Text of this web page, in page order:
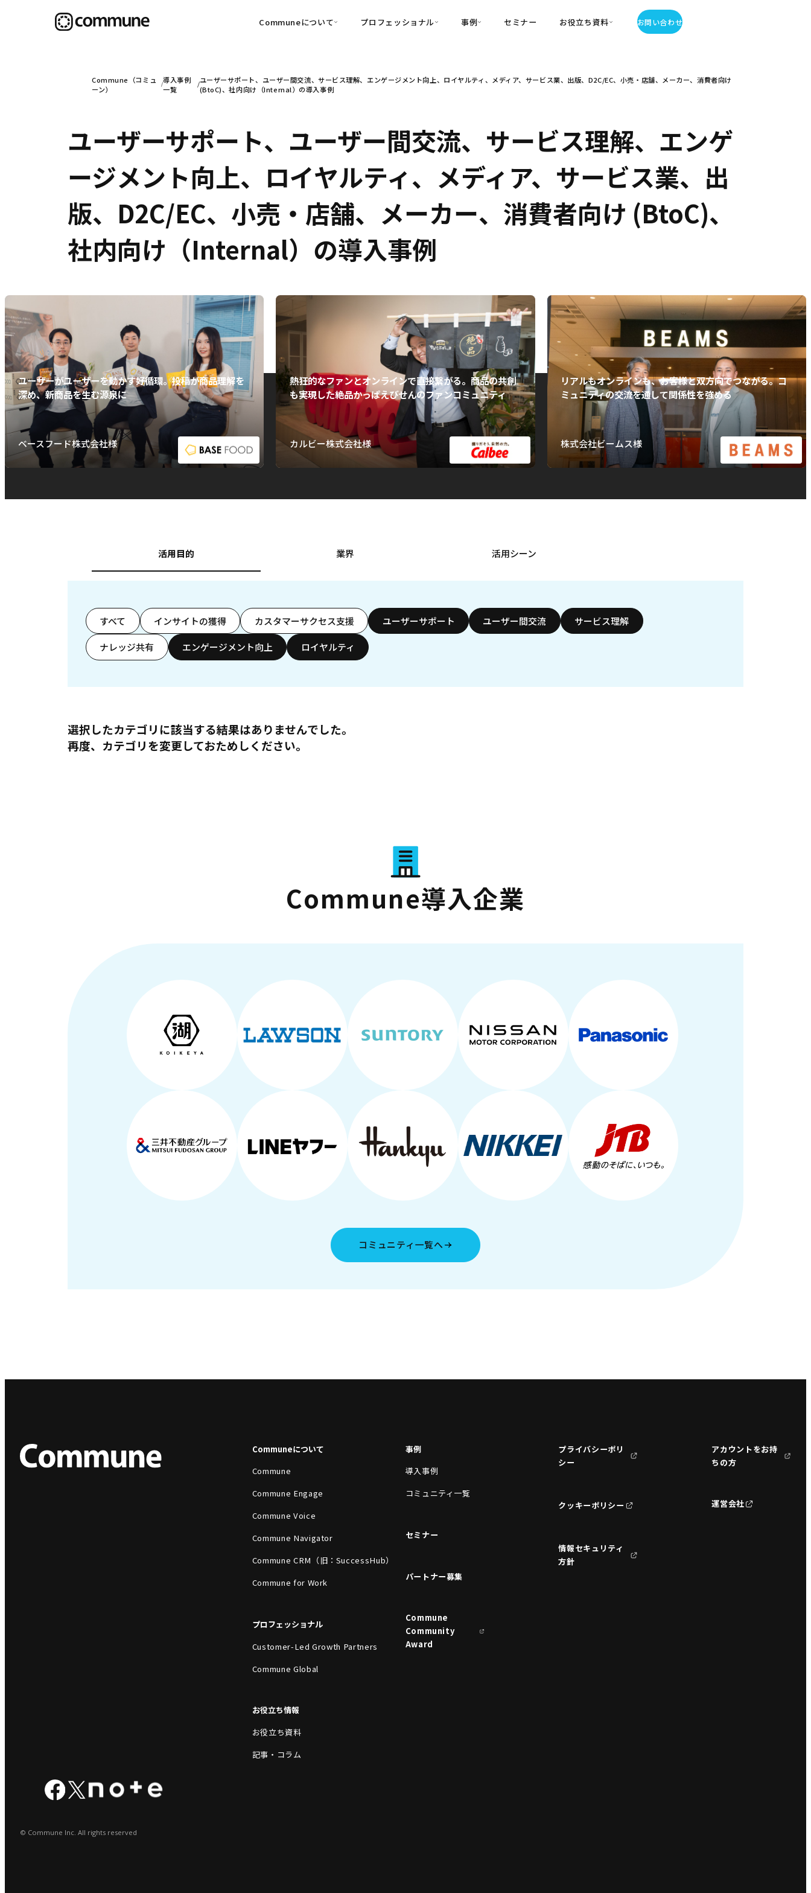
Communeについて
可視化
・Commune Engage
育成
信頼を醸成する信頼起点経営基盤
SuccessHub）
・Commune for Work
プロフェッショナル
・Customer-Led Growth
事例
導入事例
セミナー お役立ち資料
・お役立ち資料
お問い合わせ
Commune（コミュ
ーン）
導入事例
一覧
ユーザーサポート、ユーザー間交流、サービス理解、エンゲージメント向上、ロイヤルティ、メディア、サービス業、出版、D2C/EC、小売・店舗、メーカー、消費者向け
(BtoC)、社内向け（Internal）の導入事例
ユーザーサポート、ユーザー間交流、サービス理解、エンゲ
ージメント向上、ロイヤルティ、メディア、サービス業、出
版、D2C/EC、小売・店舗、メーカー、消費者向け (BtoC)、
社内向け（Internal）の導入事例
ユーザーがユーザーを動かす好循環。投稿が商品理解を
深め、新商品を生む源泉に
ベースフード株式会社様
熱狂的なファンとオンラインで直接繋がる。商品の共創
も実現した絶品かっぱえびせんのファンコミュニティ
カルビー株式会社様
リアルもオンラインも、お客様と双方向でつながる。コ
ミュニティの交流を通して関係性を強める
株式会社ビームス様
活用目的 業界 活用シーン
すべて インサイトの獲得 カスタマーサクセス支援 ユーザーサポート ユーザー間交流 サービス理解
ナレッジ共有 エンゲージメント向上 ロイヤルティ
選択したカテゴリに該当する結果はありませんでした。
再度、カテゴリを変更しておためしください。
Commune導入企業
コミュニティ一覧へ
Communeについて
Commune
Commune Engage
Commune Voice
Commune Navigator
Commune CRM（旧：SuccessHub）
Commune for Work
プロフェッショナル
Customer-Led Growth Partners
Commune Global
お役立ち情報
お役立ち資料
記事・コラム
事例
導入事例
コミュニティ一覧
セミナー
パートナー募集
Commune
Community
Award
プライバシーポリ
シー
クッキーポリシー
情報セキュリティ
方針
アカウントをお持
ちの方
運営会社
© Commune Inc. All rights reserved